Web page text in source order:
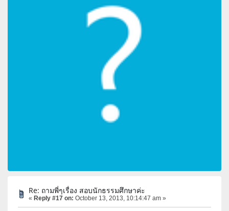
Re: ถามพี่ๆเรื่อง สอบนักธรรมศึกษาค่ะ
« Reply #17 on: October 13, 2013, 10:14:47 am »